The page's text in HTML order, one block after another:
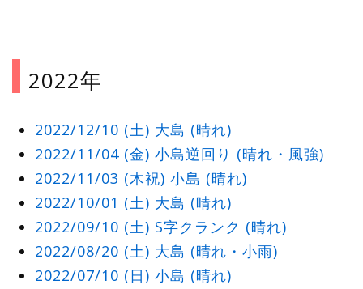
2022年
2022/12/10 (土) 大島 (晴れ)
2022/11/04 (金) 小島逆回り (晴れ・風強)
2022/11/03 (木祝) 小島 (晴れ)
2022/10/01 (土) 大島 (晴れ)
2022/09/10 (土) S字クランク (晴れ)
2022/08/20 (土) 大島 (晴れ・小雨)
2022/07/10 (日) 小島 (晴れ)